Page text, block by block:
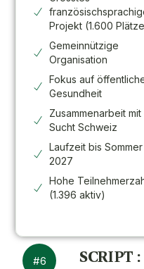
Projekt (1.600
Gemeinnützige
Organisation
Fokus auf
Gesundheit
Zusammenarbeit mit
Sucht Schweiz
Laufzeit bis Sommer
2027
Hohe
(1.396 aktiv)
#6
SCRIPT